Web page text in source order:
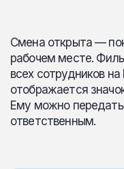
Смена открыта —
рабочем месте.
всех сотрудников
отображается
Ему можно передать
ответственным.